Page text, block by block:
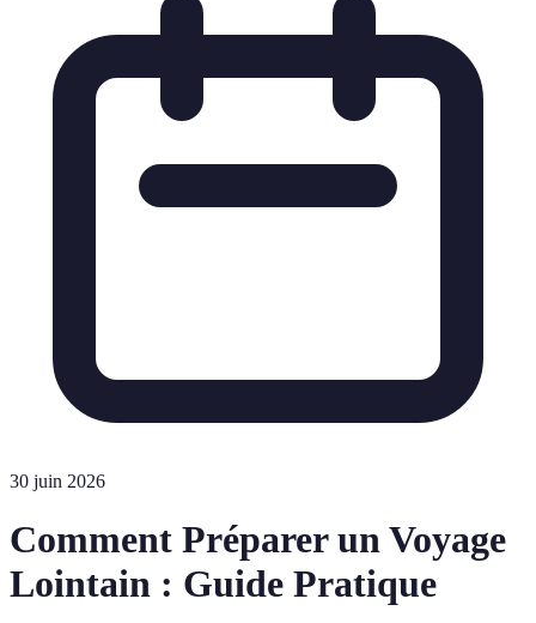
30 juin 2026
Comment Préparer un Voyage
Lointain : Guide Pratique